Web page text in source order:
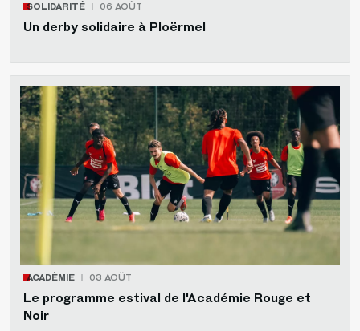
SOLIDARITÉ 06 AOÛT
Un derby solidaire à Ploërmel
ACADÉMIE 03 AOÛT
Le programme estival de l'Académie Rouge et
Noir